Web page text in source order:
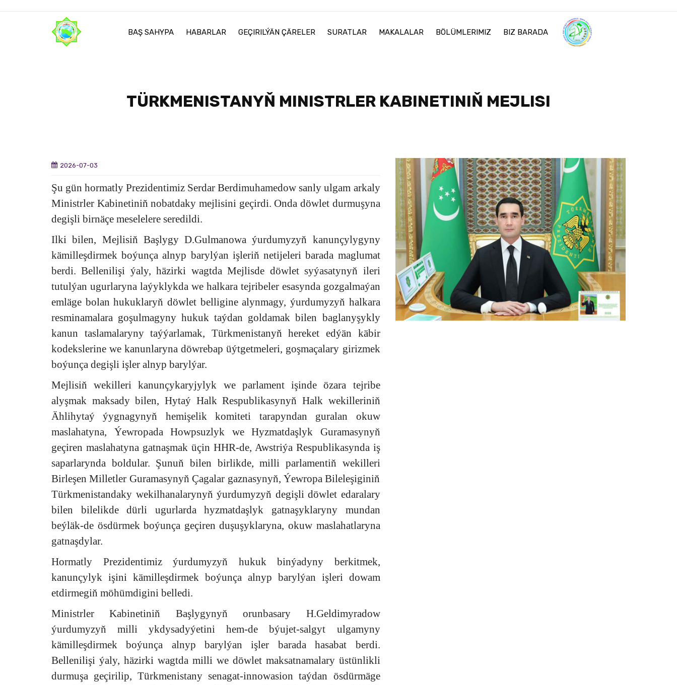
BAŞ SAHYPA HABARLAR GEÇIRILÝÄN ÇÄRELER SURATLAR MAKALALAR BÖLÜMLERIMIZ BIZ BARADA
TÜRKMENISTANYŇ MINISTRLER KABINETINIŇ MEJLISI
2026-07-03
Şu gün hormatly Prezidentimiz Serdar Berdimuhamedow sanly ulgam arkaly
Ministrler Kabinetiniň nobatdaky mejlisini geçirdi. Onda döwlet durmuşyna
degişli birnäçe meselelere seredildi.
Ilki bilen, Mejlisiň Başlygy D.Gulmanowa ýurdumyzyň kanunçylygyny
kämilleşdirmek boýunça alnyp barylýan işleriň netijeleri barada maglumat
berdi. Bellenilişi ýaly, häzirki wagtda Mejlisde döwlet syýasatynyň ileri
tutulýan ugurlaryna laýyklykda we halkara tejribeler esasynda gozgalmaýan
emläge bolan hukuklaryň döwlet belligine alynmagy, ýurdumyzyň halkara
resminamalara goşulmagyny hukuk taýdan goldamak bilen baglanyşykly
kanun taslamalaryny taýýarlamak, Türkmenistanyň hereket edýän käbir
kodekslerine we kanunlaryna döwrebap üýtgetmeleri, goşmaçalary girizmek
boýunça degişli işler alnyp barylýar.
Mejlisiň wekilleri kanunçykaryjylyk we parlament işinde özara tejribe
alyşmak maksady bilen, Hytaý Halk Respublikasynyň Halk wekilleriniň
Ählihytaý ýygnagynyň hemişelik komiteti tarapyndan guralan okuw
maslahatyna, Ýewropada Howpsuzlyk we Hyzmatdaşlyk Guramasynyň
geçiren maslahatyna gatnaşmak üçin HHR-de, Awstriýa Respublikasynda iş
saparlarynda boldular. Şunuň bilen birlikde, milli parlamentiň wekilleri
Birleşen Milletler Guramasynyň Çagalar gaznasynyň, Ýewropa Bileleşiginiň
Türkmenistandaky wekilhanalarynyň ýurdumyzyň degişli döwlet edaralary
bilen bilelikde dürli ugurlarda hyzmatdaşlyk gatnaşyklaryny mundan
beýläk-de ösdürmek boýunça geçiren duşuşyklaryna, okuw maslahatlaryna
gatnaşdylar.
Hormatly Prezidentimiz ýurdumyzyň hukuk binýadyny berkitmek,
kanunçylyk işini kämilleşdirmek boýunça alnyp barylýan işleri dowam
etdirmegiň möhümdigini belledi.
Ministrler Kabinetiniň Başlygynyň orunbasary H.Geldimyradow
ýurdumyzyň milli ykdysadyýetini hem-de býujet-salgyt ulgamyny
kämilleşdirmek boýunça alnyp barylýan işler barada hasabat berdi.
Bellenilişi ýaly, häzirki wagtda milli we döwlet maksatnamalary üstünlikli
durmuşa geçirilip, Türkmenistany senagat-innowasion taýdan ösdürmäge